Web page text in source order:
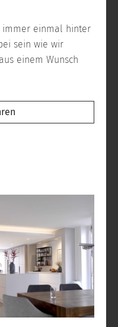
immer einmal hinter
sein wie wir
einem Wunsch